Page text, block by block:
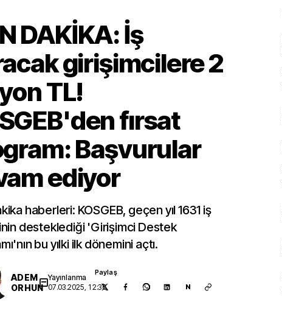
DAKİKA: İş
girişimcilere 2
TL!
fırsat
Başvurular
ediyor
haberleri: KOSGEB, geçen yıl 1631 iş
desteklediği 'Girişimci Destek
bu yılki ilk dönemini açtı.
ADEM
ORHUN
Yayınlanma
07.03.2025, 12:36
Paylaş
N